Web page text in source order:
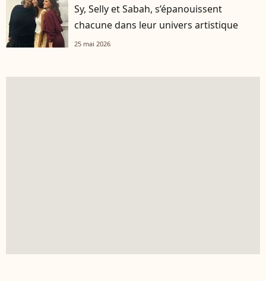
Sy, Selly et Sabah, s’épanouissent
chacune dans leur univers artistique
25 mai 2026